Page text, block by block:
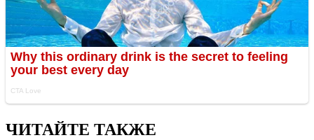
ЧИТАЙТЕ ТАКЖЕ